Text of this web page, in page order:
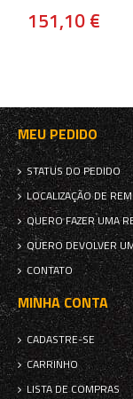
151,10 €
MEU PEDIDO
STATUS DO PEDIDO
LOCALIZAÇÃO DE
QUERO FAZER UMA
QUERO DEVOLVER
CONTATO
MINHA CONTA
CADASTRE-SE
CARRINHO
LISTA DE COMPRAS